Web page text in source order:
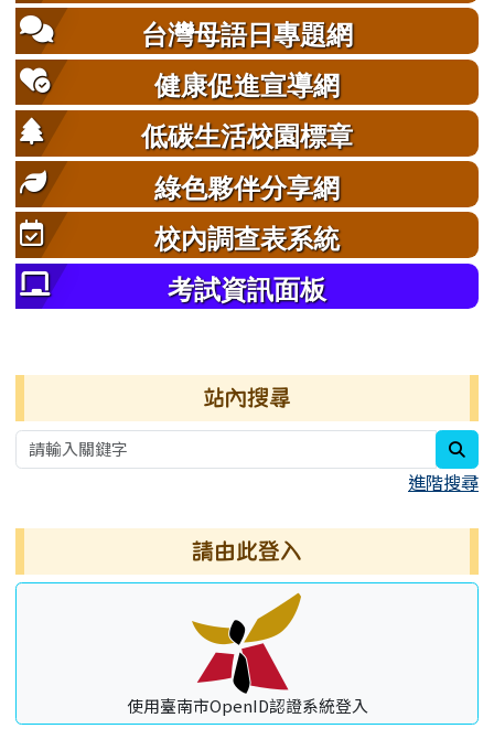
台灣母語日專題網
健康促進宣導網
低碳生活校園標章
綠色夥伴分享網
校內調查表系統
考試資訊面板
站內搜尋
進階搜尋
請由此登入
使用臺南市OpenID認證系統登入